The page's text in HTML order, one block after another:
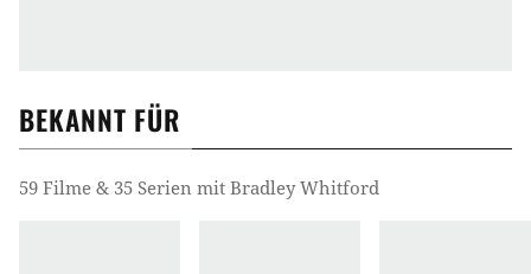
BEKANNT FÜR
59 Filme & 35 Serien mit Bradley Whitford